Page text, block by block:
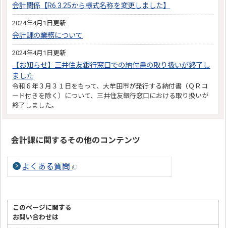
会計関係【R6.3.25から様式名称を変更しました】
2024年4月1日更新
会計課の業務について
2024年4月1日更新
【お知らせ】三井住友銀行窓口での納付書の取り扱いが終了し
ました
令和６年３月３１日をもって、大牟田市が発行する納付書（ＱＲコ
ード付きを除く）について、三井住友銀行窓口における取り扱いが
終了しました。
会計課に関するその他のコンテンツ
よくある質問
このページに関する
お問い合わせは